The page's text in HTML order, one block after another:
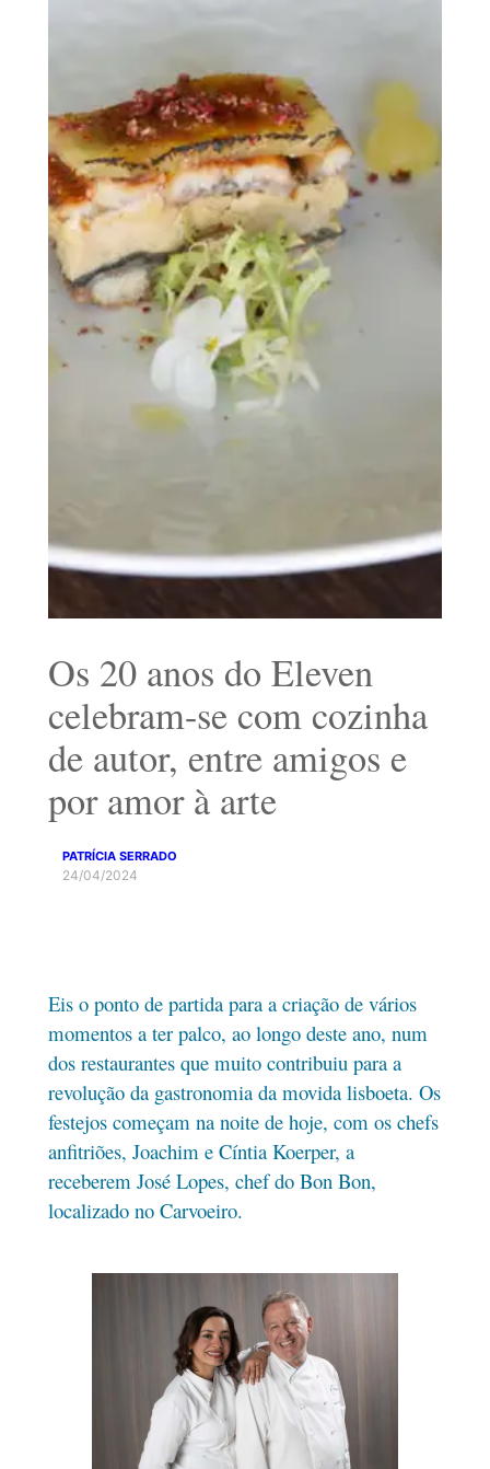
Os 20 anos do Eleven
celebram-se com cozinha
de autor, entre amigos e
por amor à arte
PATRÍCIA SERRADO
24/04/2024
Eis o ponto de partida para a criação de vários
momentos a ter palco, ao longo deste ano, num
dos restaurantes que muito contribuiu para a
revolução da gastronomia da movida lisboeta. Os
festejos começam na noite de hoje, com os chefs
anfitriões, Joachim e Cíntia Koerper, a
receberem José Lopes, chef do Bon Bon,
localizado no Carvoeiro.